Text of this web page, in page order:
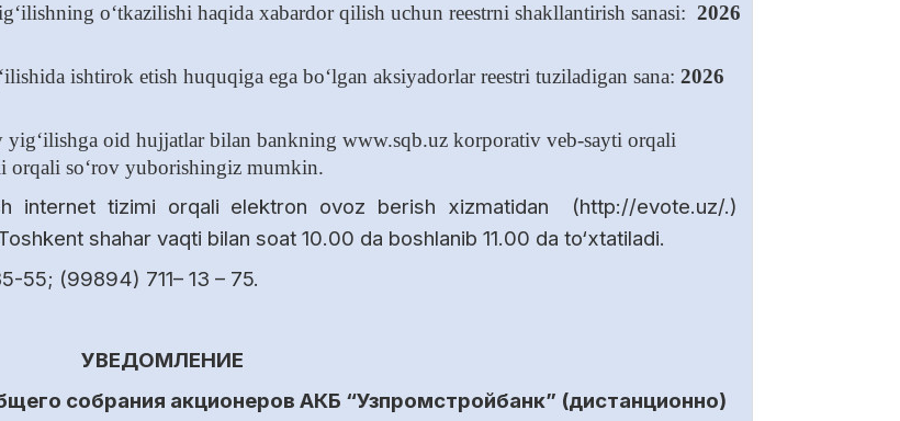
o‘tkazilishi haqida xabardor qilish uchun reestrni shakllantirish sanasi: 2026
ishtirok etish huquqiga ega bo‘lgan aksiyadorlar reestri tuziladigan sana: 2026
oid hujjatlar bilan bankning www.sqb.uz korporativ veb-sayti orqali
orqali so‘rov yuborishingiz mumkin.
internet tizimi orqali elektron ovoz berish xizmatidan (http://evote.uz/.)
shahar vaqti bilan soat 10.00 da boshlanib 11.00 da to‘xtatiladi.
55; (99894) 711– 13 – 75.
УВЕДОМЛЕНИЕ
собрания акционеров АКБ “Узпромстройбанк” (дистанционно)